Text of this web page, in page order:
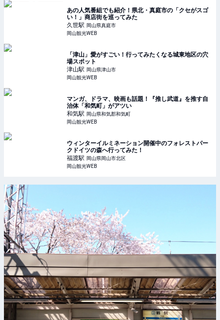
あの人気番組でも紹介！県北・真庭市の「クセがスゴ
い！」商店街を巡ってみた
久世駅 岡山県真庭市
岡山観光WEB
「津山」愛がすごい！行ってみたくなる城東地区の穴
場スポット
津山駅 岡山県津山市
岡山観光WEB
マンガ、ドラマ、映画も話題！『推し武道』を推す自
治体「和気町」がアツい
和気駅 岡山県和気郡和気町
岡山観光WEB
ウィンターイルミネーション開催中のフォレストパー
クドイツの森へ行ってみた！
福渡駅 岡山県岡山市北区
岡山観光WEB